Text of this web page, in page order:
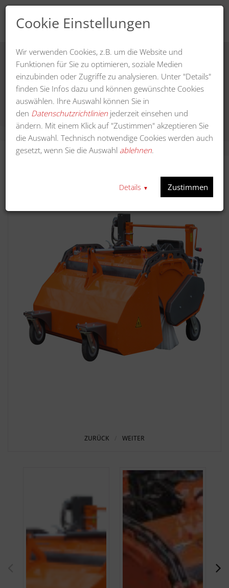
Cookie Einstellungen
Wir verwenden Cookies, z.B. um die Website und
Funktionen für Sie zu optimieren, soziale Medien
einzubinden oder Zugriffe zu analysieren. Unter "Details"
finden Sie Infos dazu und können gewünschte Cookies
auswählen. Ihre Auswahl können Sie in
den Datenschutzrichtlinien jederzeit einsehen und
ändern. Mit einem Klick auf "Zustimmen" akzeptieren Sie
die Auswahl. Technisch notwendige Cookies werden auch
gesetzt, wenn Sie die Auswahl ablehnen.
Details ▼ Zustimmen
Profi Kehrmaschine 190 cm Arbeitsbreite
ZURÜCK WEITER